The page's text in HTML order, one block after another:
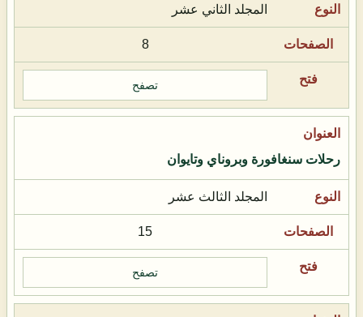
المجلد الثاني عشر
8
تصفح
رحلات سنغافورة وبروناي وتايوان
المجلد الثالث عشر
15
تصفح